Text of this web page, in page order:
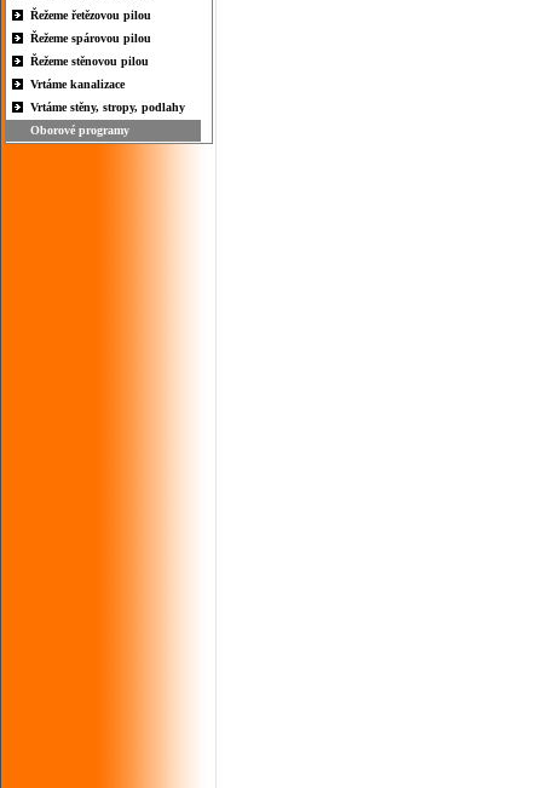
Řežeme řetězovou pilou
Řežeme spárovou pilou
Řežeme stěnovou pilou
Vrtáme kanalizace
Vrtáme stěny, stropy, podlahy
Oborové programy